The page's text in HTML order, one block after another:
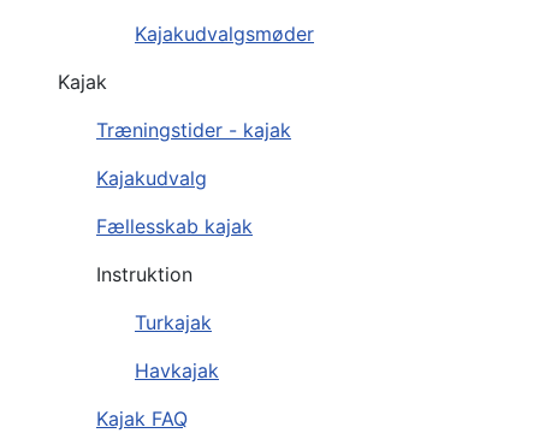
Kajakudvalgsmøder
Kajak
Træningstider - kajak
Kajakudvalg
Fællesskab kajak
Instruktion
Turkajak
Havkajak
Kajak FAQ